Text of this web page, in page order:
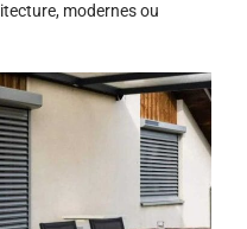
modernes ou